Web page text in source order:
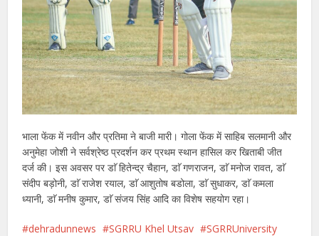
भाला फेंक में नवीन और प्रतिमा ने बाजी मारी। गोला फेंक में साहिब सलमानी और
अनुमेहा जोशी ने सर्वश्रेष्ठ प्रदर्शन कर प्रथम स्थान हासिल कर खिताबी जीत
दर्ज की। इस अवसर पर डाॅ हितेन्द्र चैहान, डाॅ गणराजन, डाॅ मनोज रावत, डाॅ
संदीप बड़ोनी, डाॅ राजेश रयाल, डाॅ आशुतोष बडोला, डाॅ सुधाकर, डाॅ कमला
ध्यानी, डाॅ मनीष कुमार, डाॅ संजय सिंह आदि का विशेष सहयोग रहा।
dehradunnews SGRRU Khel Utsav SGRRUniversity